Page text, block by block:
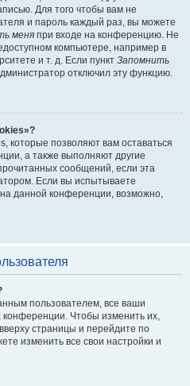
Для того чтобы вам не
и пароль каждый раз, вы можете
меня при входе на конференцию. Не
компьютере, например в
и т. д. Если пункт Запомнить
отключил эту функцию.
которые позволяют вам оставаться
а также выполняют другие
сообщений, если эта
Если вы испытываете
данной конференции, возможно,
пользователем, все ваши
конференции. Чтобы изменить их,
страницы и перейдите по
изменить все свои настройки и